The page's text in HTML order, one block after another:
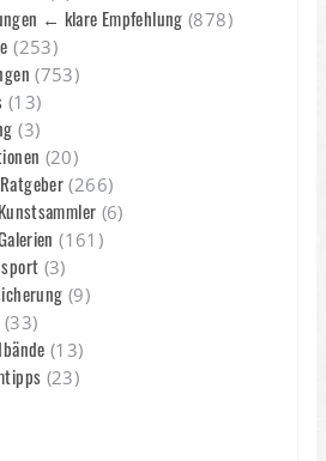
← klare Empfehlung (878)
(253)
(753)
(13)
(3)
(20)
(266)
(6)
(161)
(3)
(9)
(33)
(13)
(23)